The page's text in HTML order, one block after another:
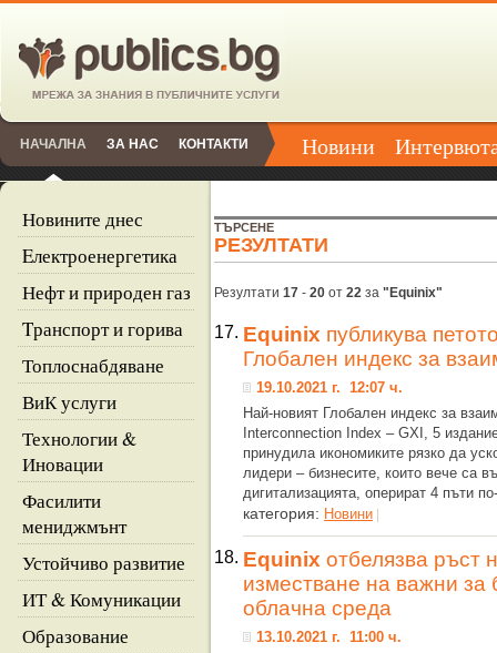
НАЧАЛНА ЗА НАС КОНТАКТИ Новини
Новините днес
Eлектроенергетика
Нефт и природен газ
Tранспорт и горива
Топлоснабдяване
ВиК услуги
Технологии &
Иновации
Фасилити
мениджмънт
Устойчиво развитие
ИТ & Комуникации
Образование
ТЪРСЕНЕ
РЕЗУЛТАТИ
Резултати 17 - 20 от 22 за "Equinix"
17. Equinix публикува
Глобален индекс за
19.10.2021 г. 12:07 ч.
Най-новият Глобален индекс за
Interconnection Index – GXI, 5
принудила икономиките рязко да
лидери – бизнесите, които вече са
дигитализацията, оперират 4 пъти
категория: Новини |
18. Equinix отбелязва ръст
изместване на важни за
облачна среда
13.10.2021 г. 11:00 ч.